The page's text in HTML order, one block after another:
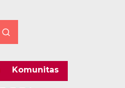
Komunitas